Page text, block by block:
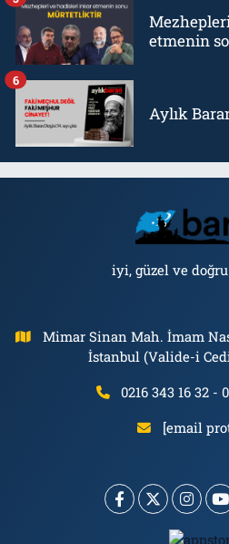
etmenin
Aylık
6
iyi, güzel ve
Mimar Sinan Mah. İmam
İstanbul (Valide-i
0216 343 16 32 -
[email